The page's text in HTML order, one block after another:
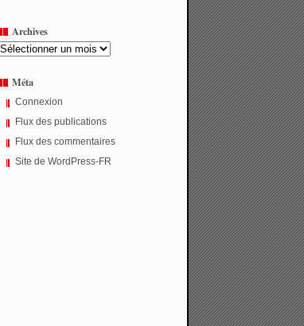
Archives
Archives
Méta
Connexion
Flux des publications
Flux des commentaires
Site de WordPress-FR